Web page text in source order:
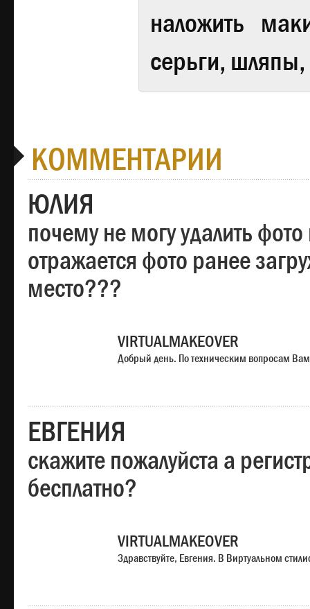
наложить
серьги,
КОММЕНТАРИИ
ЮЛИЯ
почему не могу удалить
отражается фото ранее
место???
VIRTUALMAKEOVER
Добрый день. По техническим вопросам
ЕВГЕНИЯ
скажите пожалуйста а
бесплатно?
VIRTUALMAKEOVER
Здравствуйте, Евгения. В Виртуальном